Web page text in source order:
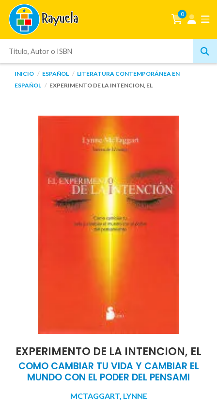
0
INICIO ESPAÑOL
LITERATURA CONTEMPORÁNEA EN
ESPAÑOL
EXPERIMENTO DE LA INTENCION, EL
EXPERIMENTO DE LA INTENCION, EL
COMO CAMBIAR TU VIDA Y CAMBIAR EL
MUNDO CON EL PODER DEL PENSAMI
MCTAGGART, LYNNE